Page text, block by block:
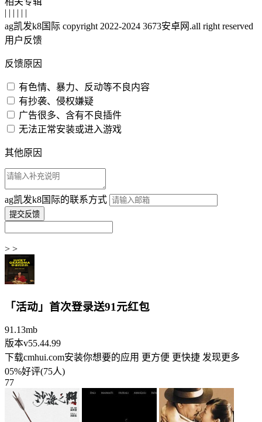
| | | | | |
ag凯发k8国际 copyright 2022-2024 3673安卓网.all right reserved
用户反馈
反馈原因
有色情、暴力、反动等不良内容
有抄袭、侵权嫌疑
广告很多、含有不良插件
无法正常安装或进入游戏
其他原因
ag凯发k8国际的联系方式
> >
「活动」首次登录送91元红包
91.13mb
版本v55.44.99
下载cmhui.com安装你想要的应用 更方便 更快捷 发现更多
05%好评(75人)
77